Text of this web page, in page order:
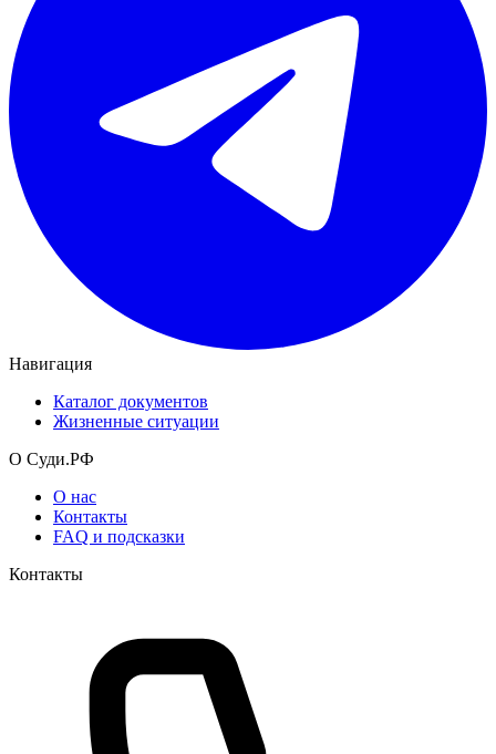
Навигация
Каталог документов
Жизненные ситуации
О Суди.РФ
О нас
Контакты
FAQ и подсказки
Контакты